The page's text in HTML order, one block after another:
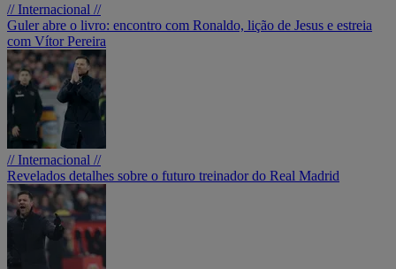
// Internacional //
Guler abre o livro: encontro com Ronaldo, lição de Jesus e estreia
com Vítor Pereira
// Internacional //
Revelados detalhes sobre o futuro treinador do Real Madrid